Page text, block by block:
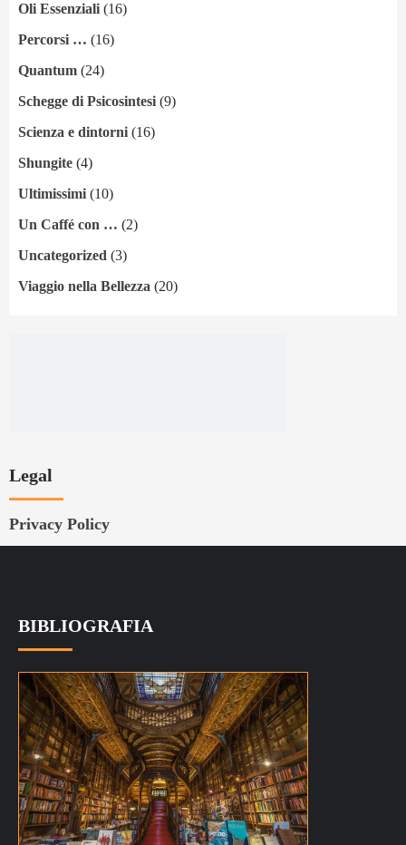
Oli Essenziali (16)
Percorsi … (16)
Quantum (24)
Schegge di Psicosintesi (9)
Scienza e dintorni (16)
Shungite (4)
Ultimissimi (10)
Un Caffé con … (2)
Uncategorized (3)
Viaggio nella Bellezza (20)
Legal
Privacy Policy
BIBLIOGRAFIA